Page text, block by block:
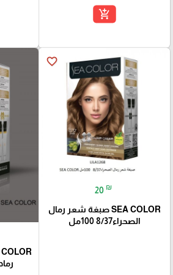
add_shopping_cart
favorite_border
20 ₪
SEA COLOR صبغة شعر رمال
الصحراء8/37 100مل
رمادي